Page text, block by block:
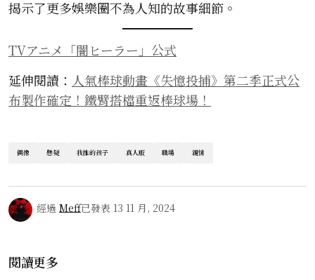
揭示了更多娛樂圈不為人知的故事細節。
TVアニメ「闇ヒーラー」公式
延伸閱讀： 人氣棒球動畫《失憶投捕》第二季正式公
布製作確定！鐵臂搭檔重返棒球場！
偶像 懸疑 我推的孩子 真人版 職場 親情
經過 Meff已發表 13 11 月, 2024
閱讀更多